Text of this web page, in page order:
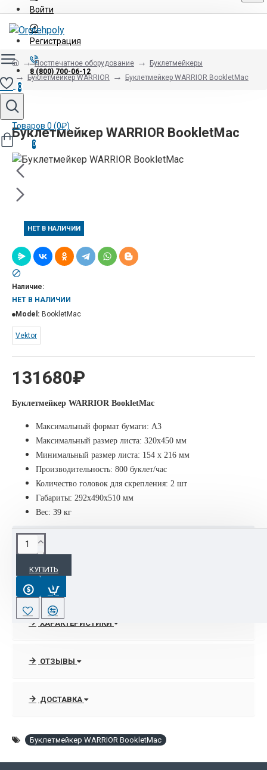
Войти
Регистрация
8 (800) 700-06-12
0
Товаров 0 (0₽)
0
Постпечатное оборудование
Буклетмейкеры
Буклетмейкер WARRIOR
Буклетмейкер WARRIOR BookletMac
Буклетмейкер WARRIOR BookletMac
НЕТ В НАЛИЧИИ
131680₽
Наличие:
НЕТ В НАЛИЧИИ
Model: BookletMac
Vektor
Буклетмейкер WARRIOR BookletMac
Максимальный формат бумаги: A3
Максимальный размер листа: 320x450 мм
Минимальный размер листа: 154 x 216 мм
Производительность: 800 буклет/час
Количество головок для скрепления: 2 шт
Габариты: 292х490х510 мм
Вес: 39 кг
КУПИТЬ
ОПИСАНИЕ
Буклетмейкер
характеристик как функциональность, надежность, удобство
в работе, современный дизайн делают этот брошюровщик
самой востребованной моделью на рынке.
из закаленной стали позволяют справиться даже с плотными
Предусмотрена функция отключения степлирования.
Удобный сенсорный пульт управления позволяет быстро
и легко настраивать машину, контролируя режим работы.
ХАРАКТЕРИСТИКИ
ОТЗЫВЫ
ДОСТАВКА
Буклетмейкер WARRIOR BookletMac